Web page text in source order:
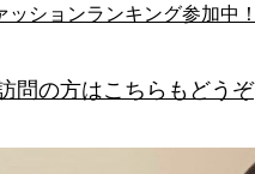
ッションランキング参加中！
問の方はこちらもどうぞ